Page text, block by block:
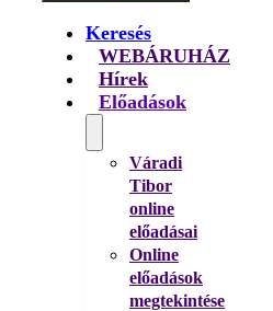
Keresés
WEBÁRUHÁZ
Hírek
Előadások
Váradi
Tibor
online
előadásai
Online
előadások
megtekintése